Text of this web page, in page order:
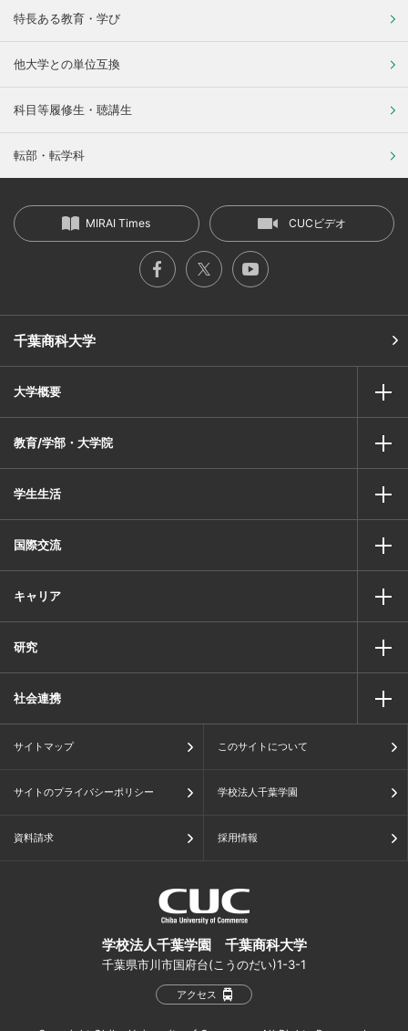
特長ある教育・学び
他大学との単位互換
科目等履修生・聴講生
転部・転学科
千葉商科大学
MIRAI Times CUCビデオ
大学概要
教育/学部・大学院
学生生活
国際交流
キャリア
研究
社会連携
サイトマップ このサイトについて
サイトのプライバシーポリシー 学校法人千葉学園
資料請求 採用情報
学校法人千葉学園 千葉商科大学
千葉県市川市国府台(こうのだい)1-3-1
アクセス